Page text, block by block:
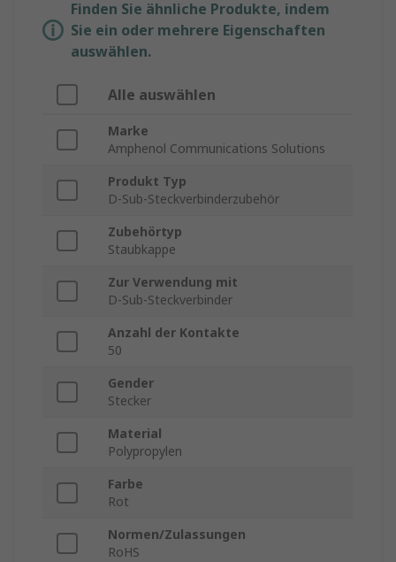
Finden Sie ähnliche Produkte, indem
Sie ein oder mehrere Eigenschaften
auswählen.
Alle auswählen
Marke
Amphenol Communications Solutions
Produkt Typ
D-Sub-Steckverbinderzubehör
Zubehörtyp
Staubkappe
Zur Verwendung mit
D-Sub-Steckverbinder
Anzahl der Kontakte
50
Gender
Stecker
Material
Polypropylen
Farbe
Rot
Normen/Zulassungen
RoHS